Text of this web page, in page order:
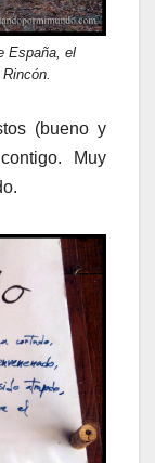
España, el
(bueno y
Muy